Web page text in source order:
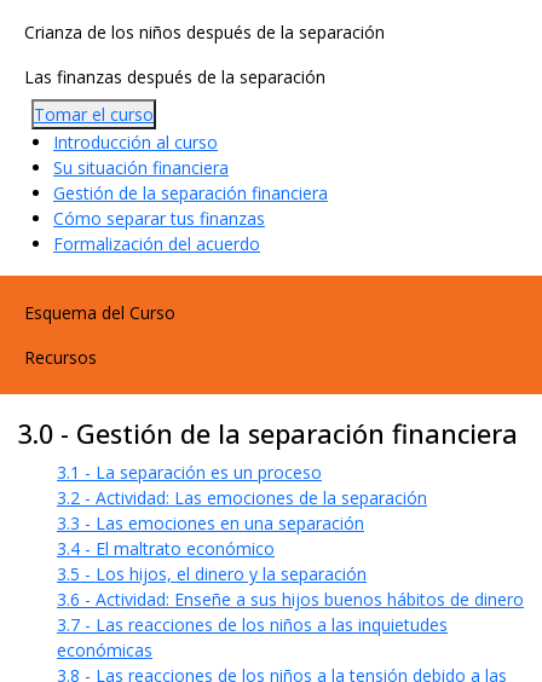
Crianza de los niños después de la separación
Las finanzas después de la separación
Tomar el curso
Introducción al curso
Su situación financiera
Gestión de la separación financiera
Cómo separar tus finanzas
Formalización del acuerdo
User account menu
Esquema del Curso
Recursos
3.0 - Gestión de la separación financiera
3.1 - La separación es un proceso
3.2 - Actividad: Las emociones de la separación
3.3 - Las emociones en una separación
3.4 - El maltrato económico
3.5 - Los hijos, el dinero y la separación
3.6 - Actividad: Enseñe a sus hijos buenos hábitos de dinero
3.7 - Las reacciones de los niños a las inquietudes
económicas
3.8 - Las reacciones de los niños a la tensión debido a las